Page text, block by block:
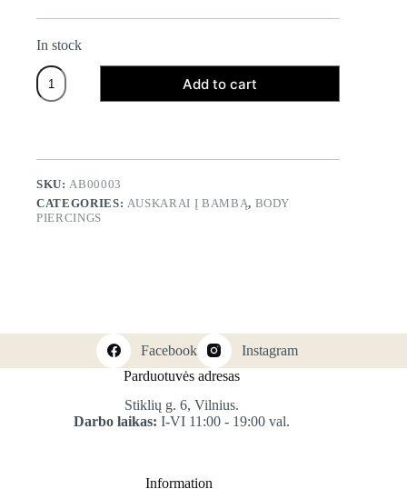
In stock
Auskaras
į
bambą
Add to cart
SKU:AB00003
CATEGORIES: AUSKARAI Į BAMBĄ, BODY
PIERCINGS
Facebook
Instagram
Parduotuvės adresas
Stiklių g. 6, Vilnius.
Darbo laikas:I-VI 11:00 - 19:00 val.
Information